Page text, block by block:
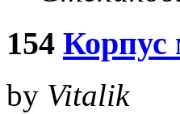
154 Корпус
by Vitalik